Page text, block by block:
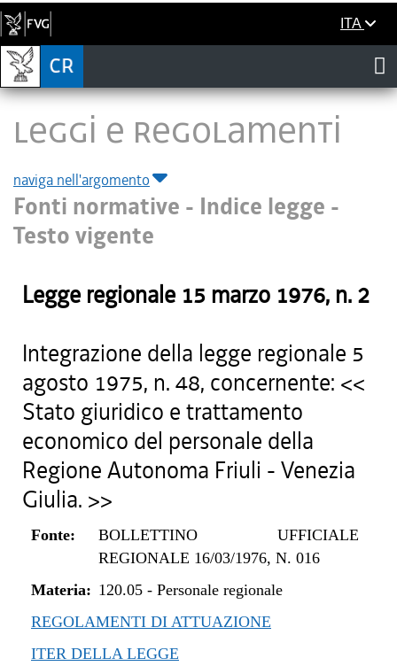
ITA
LEGGI E REGOLAMENTI
naviga nell'argomento
Fonti normative - Indice legge -
Testo vigente
Legge regionale 15 marzo 1976, n. 2
Integrazione della legge regionale 5
agosto 1975, n. 48, concernente: <<
Stato giuridico e trattamento
economico del personale della
Regione Autonoma Friuli - Venezia
Giulia. >>
Fonte:
BOLLETTINO UFFICIALE
REGIONALE 16/03/1976, N. 016
Materia: 120.05- Personale regionale
REGOLAMENTI DI ATTUAZIONE
ITER DELLA LEGGE